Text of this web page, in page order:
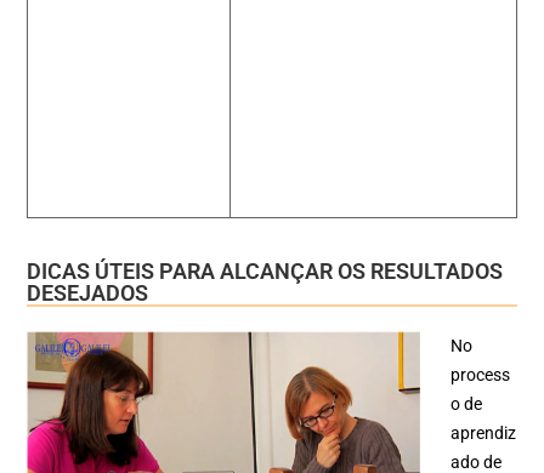
DICAS ÚTEIS PARA ALCANÇAR OS RESULTADOS
DESEJADOS
No
process
o de
aprendiz
ado de